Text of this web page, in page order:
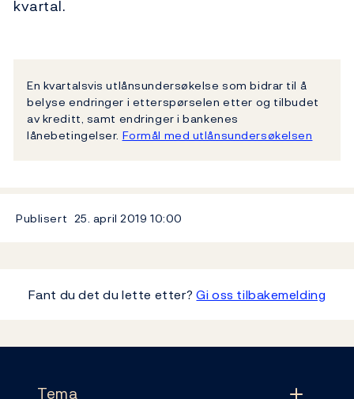
kvartal.
En kvartalsvis utlånsundersøkelse som bidrar til å
belyse endringer i etterspørselen etter og tilbudet
av kreditt, samt endringer i bankenes
lånebetingelser. Formål med utlånsundersøkelsen
Publisert 25. april 201910:00
Fant du det du lette etter?Gi oss tilbakemelding
Tema